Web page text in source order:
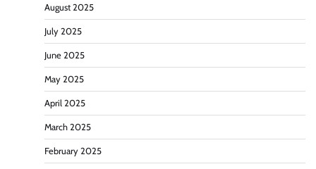
August 2025
July 2025
June 2025
May 2025
April 2025
March 2025
February 2025